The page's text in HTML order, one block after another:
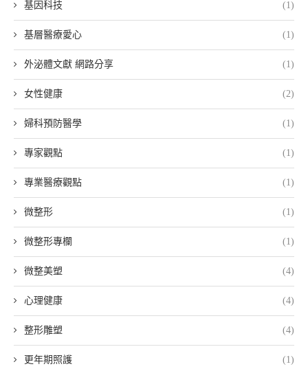
基因科技 (1)
基層醫療愛心 (1)
外泌體文獻 網路分享 (1)
女性健康 (2)
婦科預防醫學 (1)
專家觀點 (1)
專業醫療觀點 (1)
微整形 (1)
微整形專欄 (1)
微整美塑 (4)
心理健康 (4)
整形雕塑 (4)
更年期照護 (1)